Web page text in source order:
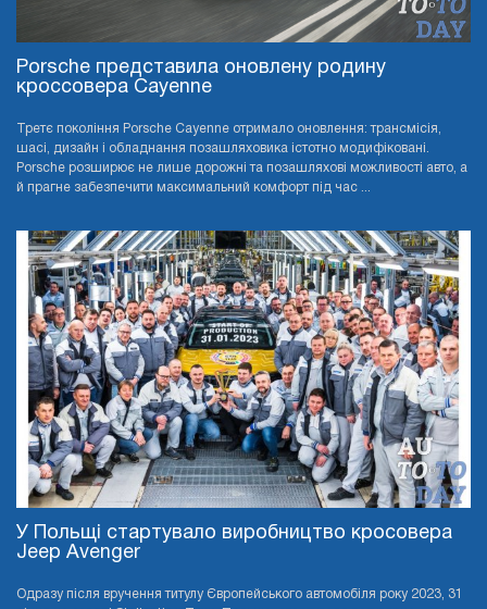
Porsche представила оновлену родину
кроссовера Cayenne
Третє покоління Porsche Cayenne отримало оновлення: трансмісія,
шасі, дизайн і обладнання позашляховика істотно модифіковані.
Porsche розширює не лише дорожні та позашляхові можливості авто, а
й прагне забезпечити максимальний комфорт під час ...
У Польщі стартувало виробництво кросовера
Jeep Avenger
Одразу після вручення титулу Європейського автомобіля року 2023, 31